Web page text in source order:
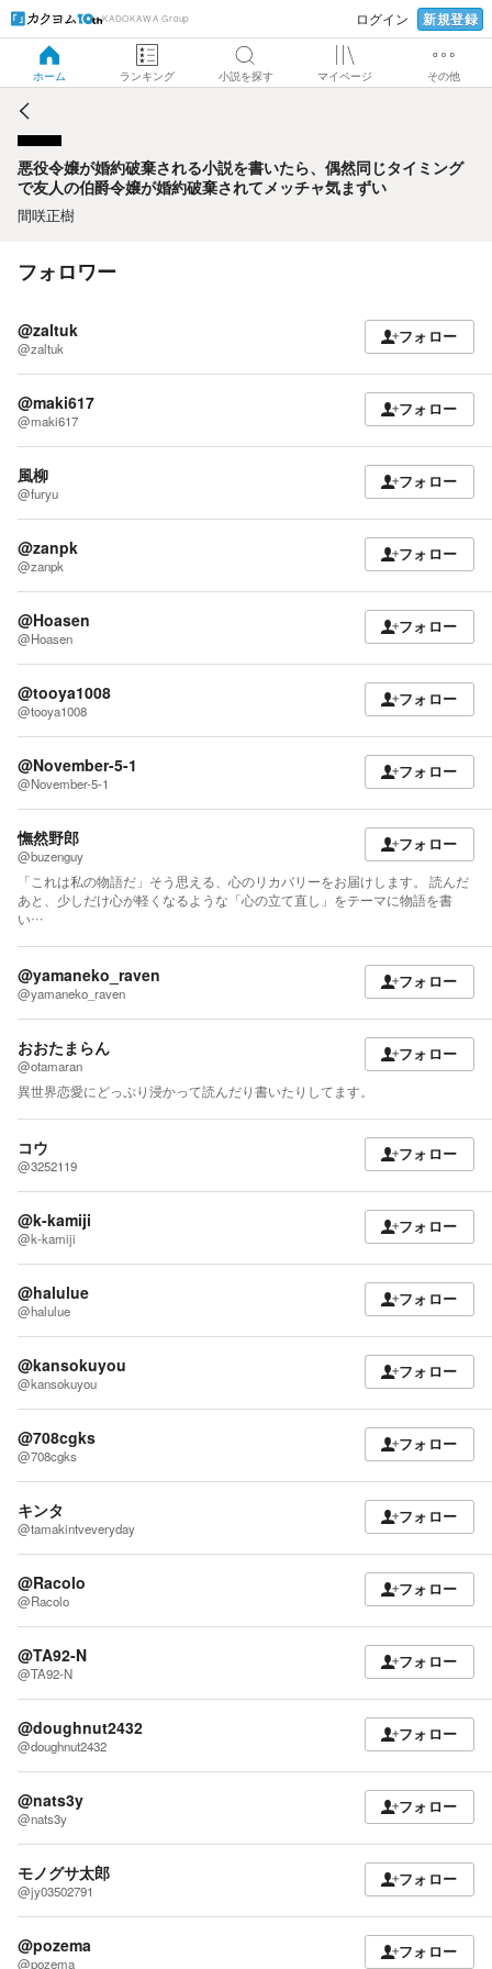
KADOKAWA Group ログイン 新規登録
ホーム ランキング 小説を探す マイページ その他
悪役令嬢が婚約破棄される小説を書いたら、偶然同じタイミ
ングで友人の伯爵令嬢が婚約破棄されてメッチャ気まずい
悪役令嬢が婚約破棄される小説を書いたら、偶然同じタイミング
で友人の伯爵令嬢が婚約破棄されてメッチャ気まずい
間咲正樹
フォロワー
@zaltuk
@zaltuk
フォロー
@maki617
@maki617
フォロー
風柳
@furyu
フォロー
@zanpk
@zanpk
フォロー
@Hoasen
@Hoasen
フォロー
@tooya1008
@tooya1008
フォロー
@November-5-1
@November-5-1
フォロー
憮然野郎
@buzenguy
フォロー
「これは私の物語だ」そう思える、心のリカバリーをお届けします。 読んだ
あと、少しだけ心が軽くなるような「心の立て直し」をテーマに物語を書
い…
@yamaneko_raven
@yamaneko_raven
フォロー
おおたまらん
@otamaran
フォロー
異世界恋愛にどっぷり浸かって読んだり書いたりしてます。
コウ
@3252119
フォロー
@k-kamiji
@k-kamiji
フォロー
@halulue
@halulue
フォロー
@kansokuyou
@kansokuyou
フォロー
@708cgks
@708cgks
フォロー
キンタ
@tamakintveveryday
フォロー
@Racolo
@Racolo
フォロー
@TA92-N
@TA92-N
フォロー
@doughnut2432
@doughnut2432
フォロー
@nats3y
@nats3y
フォロー
モノグサ太郎
@jy03502791
フォロー
@pozema
@pozema
フォロー